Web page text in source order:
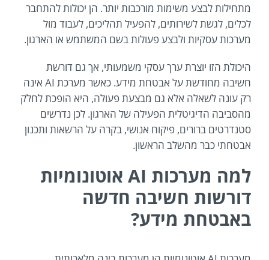
מתחילות לבצע משימות מורכבות יותר. הן יכולות להתחבר
לכלים, לגשת לשירותים, להפעיל תהליכים, לעבוד מול
מערכות עסקיות ולבצע פעולות בשם המשתמש או הארגון.
היכולת הזו יוצרת ערך עסקי משמעותי, אך גם דורשת
חשיבה מחודשת על אבטחת מידע. כאשר מערכת AI אינה
רק עונה לשאלה אלא גם מבצעת פעולה, היא הופכת לחלק
מהסביבה הדיגיטלית הפעילה של הארגון. לכן נדרשים
סטנדרטים ברורים, פיקוח אנושי, בקרה על הרשאות ותכנון
אבטחתי כבר מהשלב הראשון.
למה מערכות AI אוטונומיות
דורשות חשיבה חדשה
באבטחת מידע?